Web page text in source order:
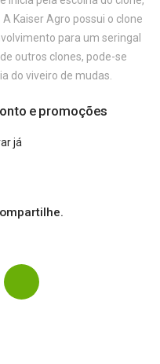
Kaiser Agro possui o clone
para um seringal
outros clones, pode-se
do viveiro de mudas.
e promoções
já